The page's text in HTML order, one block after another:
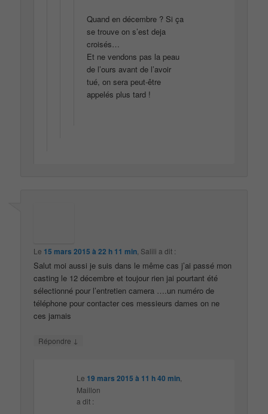
Quand en décembre ? Si ça
se trouve on s’est deja
croisés…
Et ne vendons pas la peau
de l’ours avant de l’avoir
tué, on sera peut-être
appelés plus tard !
Le 15 mars 2015 à 22 h 11 min Salili a dit :
Salut moi aussi je suis dans le même cas j’ai passé mon
casting le 12 décembre et toujour rien jai pourtant été
sélectionné pour l’entretien camera ….un numéro de
téléphone pour contacter ces messieurs dames on ne
ces jamais
Répondre ↓
Le 19 mars 2015 à 11 h 40 min,
Maillon
a dit :